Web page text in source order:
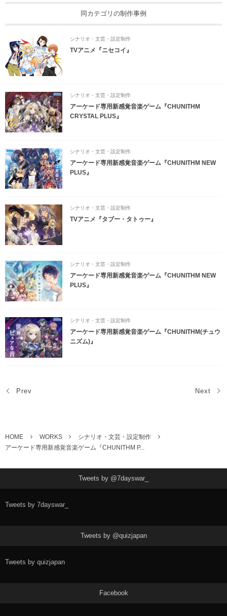
同カテゴリの制作事例
シナリオ・文芸・設定制作
TVアニメ『ニセコイ』
シナリオ・文芸・設定制作
アーケード専用新感覚音楽ゲーム『CHUNITHM
CRYSTAL PLUS』
シナリオ・文芸・設定制作
アーケード専用新感覚音楽ゲーム『CHUNITHM NEW
PLUS』
シナリオ・文芸・設定制作
TVアニメ『タブー・タトゥー』
シナリオ・文芸・設定制作
アーケード専用新感覚音楽ゲーム『CHUNITHM NEW
PLUS』
シナリオ・文芸・設定制作
アーケード専用新感覚音楽ゲーム『CHUNITHM(チュウ
ニズム)』
Prev Next
HOME WORKS
シナリオ・文芸・設定制作
アーケード専用新感覚音楽ゲーム『CHUNITHM P...
Tweets by @7dayswar_
Tweets by 7dayswar_
Tweets by @quizjapan
Tweets by quizjapan
Facebook